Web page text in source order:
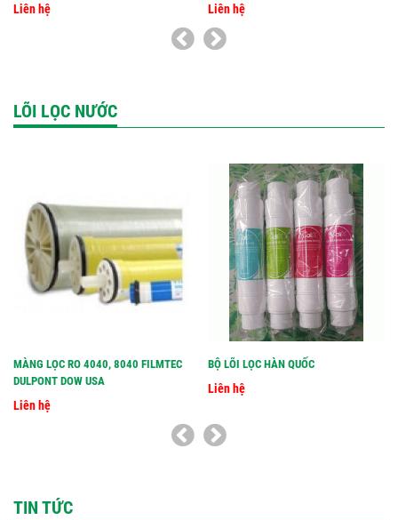
Liên hệ Liên hệ
LÕI LỌC NƯỚC
MÀNG LỌC RO 4040, 8040 FILMTEC
DULPONT DOW USA
Liên hệ
BỘ LÕI LỌC HÀN QUỐC
Liên hệ
TIN TỨC